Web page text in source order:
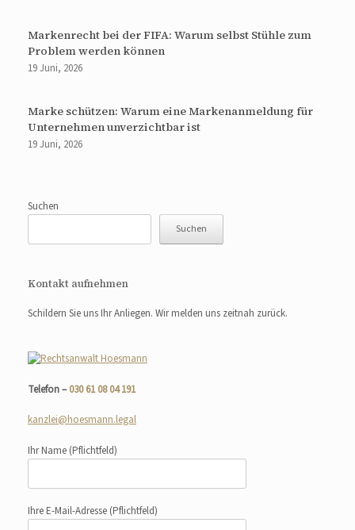
Markenrecht bei der FIFA: Warum selbst Stühle zum
Problem werden können
19 Juni, 2026
Marke schützen: Warum eine Markenanmeldung für
Unternehmen unverzichtbar ist
19 Juni, 2026
Suchen
Suchen
Kontakt aufnehmen
Schildern Sie uns Ihr Anliegen. Wir melden uns zeitnah zurück.
Telefon –030 61 08 04 191
kanzlei@hoesmann.legal
Ihr Name (Pflichtfeld)
Ihre E-Mail-Adresse (Pflichtfeld)